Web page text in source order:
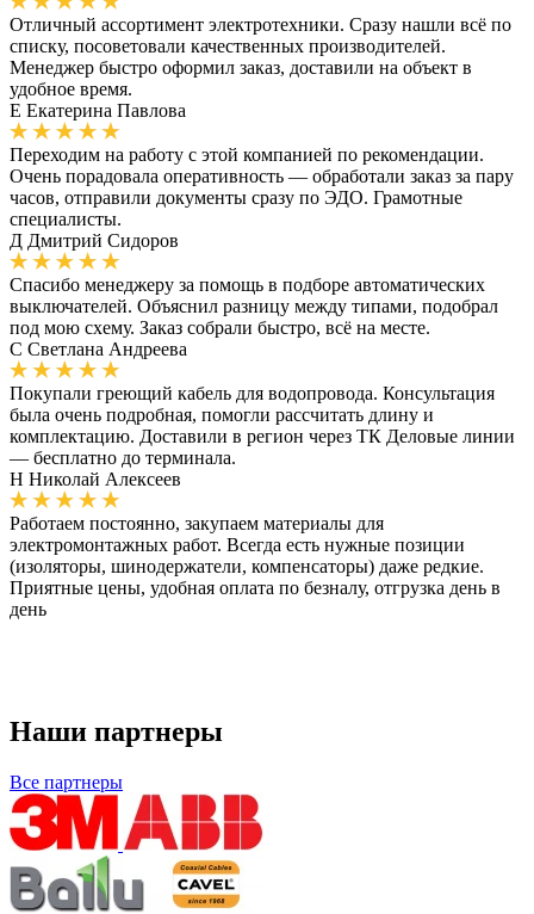
Отличный ассортимент электротехники. Сразу нашли всё по
списку, посоветовали качественных производителей.
Менеджер быстро оформил заказ, доставили на объект в
удобное время.
Е Екатерина Павлова
Переходим на работу с этой компанией по рекомендации.
Очень порадовала оперативность — обработали заказ за пару
часов, отправили документы сразу по ЭДО. Грамотные
специалисты.
Д Дмитрий Сидоров
Спасибо менеджеру за помощь в подборе автоматических
выключателей. Объяснил разницу между типами, подобрал
под мою схему. Заказ собрали быстро, всё на месте.
С Светлана Андреева
Покупали греющий кабель для водопровода. Консультация
была очень подробная, помогли рассчитать длину и
комплектацию. Доставили в регион через ТК Деловые линии
— бесплатно до терминала.
Н Николай Алексеев
Работаем постоянно, закупаем материалы для
электромонтажных работ. Всегда есть нужные позиции
(изоляторы, шинодержатели, компенсаторы) даже редкие.
Приятные цены, удобная оплата по безналу, отгрузка день в
день
Наши партнеры
Все партнеры